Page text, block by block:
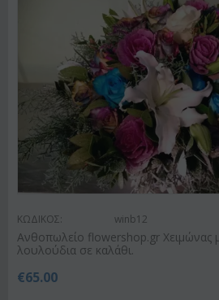
ΚΩΔΙΚΟΣ: winb12
Ανθοπωλείο flowershop.gr Χειμώνας
λουλούδια σε καλάθι.
€65.00